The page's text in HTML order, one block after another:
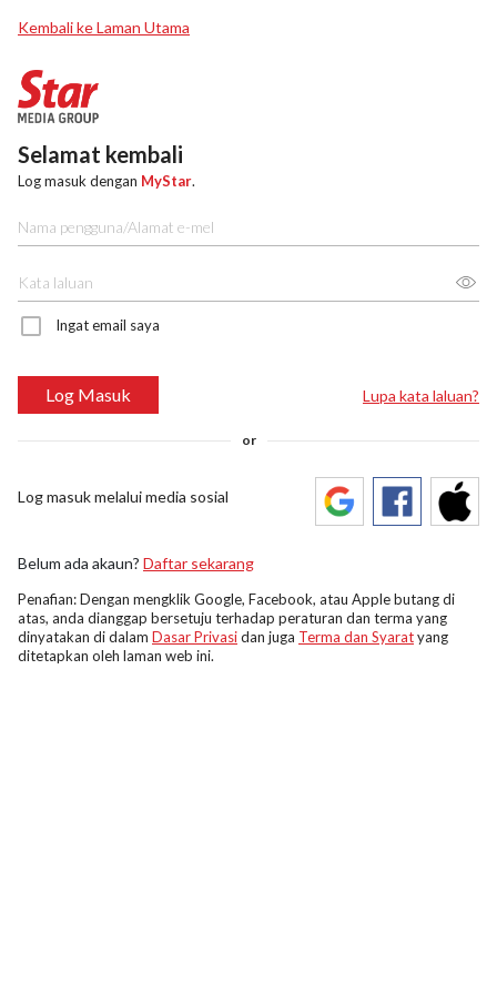
Kembali ke Laman Utama
Selamat kembali
Log masuk dengan MyStar.
Ingat email saya
Log Masuk Lupa kata laluan?
or
Log masuk melalui media sosial
Belum ada akaun? Daftar sekarang
Penafian: Dengan mengklik Google, Facebook, atau Apple butang di
atas, anda dianggap bersetuju terhadap peraturan dan terma yang
dinyatakan di dalam Dasar Privasidan juga Terma dan Syaratyang
ditetapkan oleh laman web ini.